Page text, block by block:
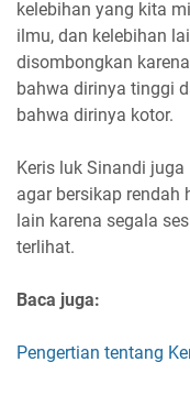
kelebihan yang kita
ilmu, dan kelebihan
disombongkan
bahwa dirinya tinggi
bahwa dirinya kotor.
Keris luk Sinandi
agar bersikap rendah
lain karena segala
terlihat.
Baca juga:
Pengertian tentang